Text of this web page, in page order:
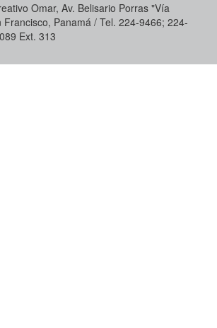
Omar, Av. Belisario Porras "Vía
Francisco, Panamá / Tel. 224-9466; 224-
Ext. 313